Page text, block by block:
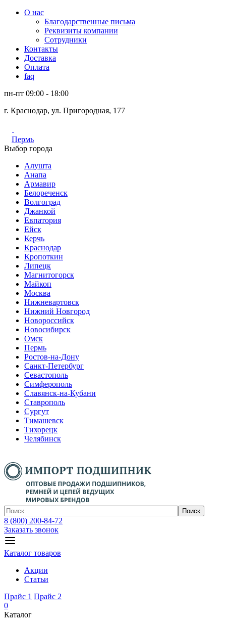
О нас
Благодарственные письма
Реквизиты компании
Сотрудники
Контакты
Доставка
Оплата
faq
пн-пт 09:00 - 18:00
г. Краснодар, ул. Пригородная, 177
Пермь
Выбор города
Алушта
Анапа
Армавир
Белореченск
Волгоград
Джанкой
Евпатория
Ейск
Керчь
Краснодар
Кропоткин
Липецк
Магнитогорск
Майкоп
Москва
Нижневартовск
Нижний Новгород
Новороссийск
Новосибирск
Омск
Пермь
Ростов-на-Дону
Санкт-Петербург
Севастополь
Симферополь
Славянск-на-Кубани
Ставрополь
Сургут
Тимашевск
Тихорецк
Челябинск
Поиск
8 (800) 200-84-72
Заказать звонок
Каталог товаров
Акции
Статьи
Прайс 1 Прайс 2
0
Каталог